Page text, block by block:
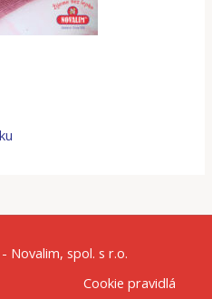
Novalim, spol. s r.o.
Cookie pravidlá